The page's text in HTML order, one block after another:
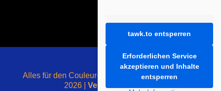
Alles für den Couleur-Liebhaber - mit ❤️ gemacht -
2026 | Vertrag widerrufen
tawk.to entsperren
Erforderlichen Service
akzeptieren und Inhalte
entsperren